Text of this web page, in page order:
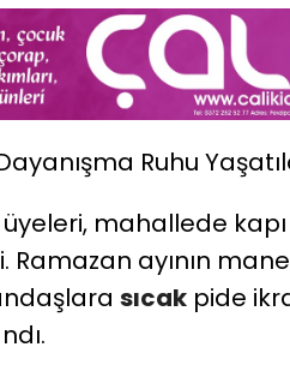
Ruhu
üyeleri, mahallede
Ramazan ayının
sıcak pide